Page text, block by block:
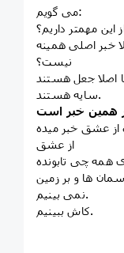
می گویم:
این مهمتر داریم؟
نیست؟
سایه هستند.
همین خبر است
از عشق
نمی بینیم.
کاش ببینیم.